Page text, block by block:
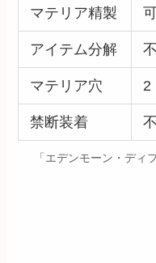
マテリア精製
アイテム分解
マテリア穴 2
禁断装着
「エデンモーン・ディ